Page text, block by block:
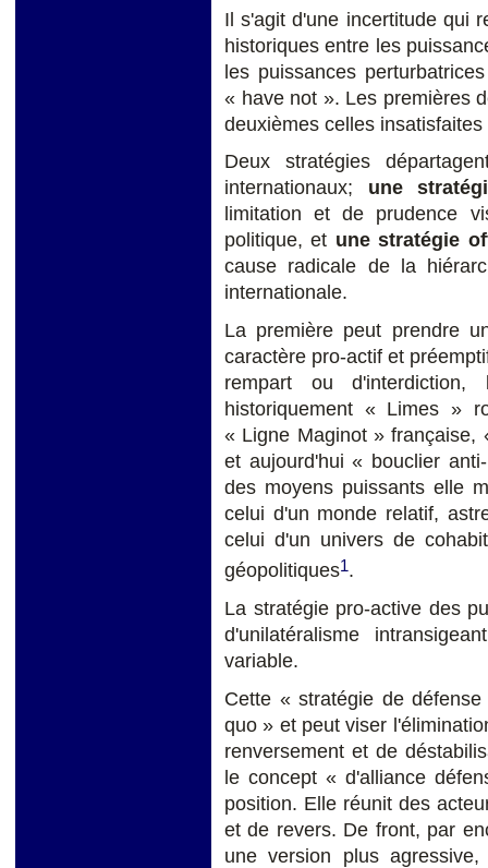
Il s'agit d'une incertitude qui
historiques entre les
les puissances
« have not ». Les premières
deuxièmes celles
Deux stratégies
internationaux; une
limitation et de prudence
politique, et une stratégie
cause radicale de la
internationale.
La première peut prendre
caractère pro-actif et
rempart ou
historiquement « Limes »
« Ligne Maginot » française,
et aujourd'hui « bouclier
des moyens puissants elle
celui d'un monde relatif,
celui d'un univers de
géopolitiques1.
La stratégie pro-active des
d'unilatéralisme
variable.
Cette « stratégie de
quo » et peut viser
renversement et de
le concept « d'alliance
position. Elle réunit des
et de revers. De front, par
une version plus